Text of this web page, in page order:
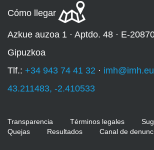
Cómo llegar
Azkue auzoa 1 · Aptdo. 48 · E-
Gipuzkoa
Tlf.: +34 943 74 41 32 ·
43.211483, -2.410533
Transparencia Términos legales
Quejas
Resultados Canal de